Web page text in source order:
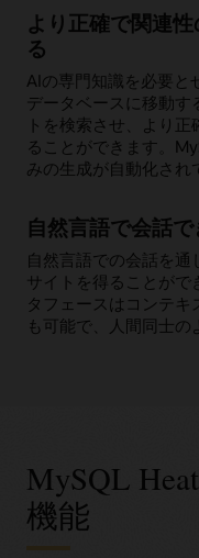
より正確で関連
る
AIの専門知識を必要と
データベースに移動
トを検索させ、より
ることができます。
みの生成が自動化され
自然言語で会話で
自然言語での会話を
サイトを得ることが
タフェースはコンテ
も可能で、人間同士の
MySQL
機能